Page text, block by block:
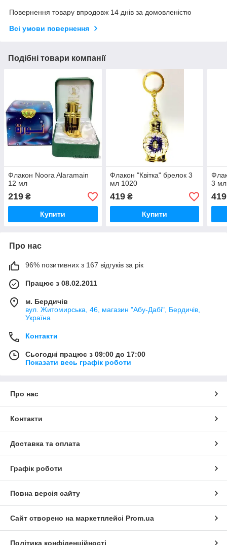
Повернення товару впродовж 14 днів за домовленістю
Всі умови повернення
Подібні товари компанії
Флакон Noora Alaramain
12 мл
219 ₴
Купити
Флакон "Квітка" брелок 3
мл 1020
419₴
Купити
3
419
Про нас
96% позитивних з 167 відгуків за рік
Працює з 08.02.2011
м. Бердичів
вул. Житомирська, 46, магазин "Абу-Дабі", Бердичів,
Україна
Контакти
Сьогодні працює з 09:00 до 17:00
Показати весь графік роботи
Про нас
Контакти
Доставка та оплата
Графік роботи
Повна версія сайту
Сайт створено на маркетплейсі Prom.ua
Політика конфіденційності